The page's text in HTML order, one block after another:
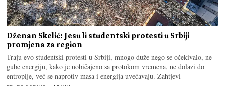
Dženan Skelić: Jesu li studentski protesti u Srbiji
promjena za region
Traju evo studentski protesti u Srbiji, mnogo duže nego se očekivalo, ne
gube energiju, kako je uobičajeno sa protokom vremena, ne dolazi do
entropije, već se naprotiv masa i energija uvećavaju. Zahtjevi